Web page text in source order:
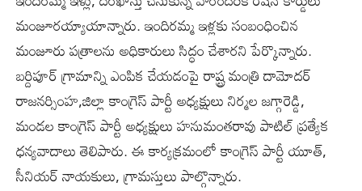
మంజూరయ్యాయాన్నారు. ఇందిరమ్మ ఇళ్లకు సంబంధించిన
మంజూరు పత్రాలను అధికారులు సిద్ధం చేశారని పేర్కొన్నారు.
బర్దిపూర్ గ్రామాన్ని ఎంపిక చేయడంపై రాష్ట్ర మంత్రి దామోదర్
రాజనర్సింహ,జిల్లా కాంగ్రెస్ పార్టీ అధ్యక్షులు నిర్మల జగ్గారెడ్డి,
మండల కాంగ్రెస్ పార్టీ అధ్యక్షులు హనుమంతరావు పాటిల్ ప్రత్యేక
ధన్యవాదాలు తెలిపారు. ఈ కార్యక్రమంలో కాంగ్రెస్ పార్టీ యూత్,
సీనియర్ నాయకులు, గ్రామస్తులు పాల్గొన్నారు.